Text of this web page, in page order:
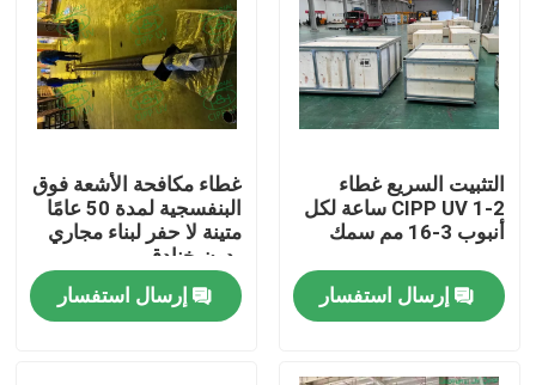
بيت
منتجات
معلومات عنا
التثبيت السريع غطاء
CIPP UV 1-2 ساعة لكل
أنبوب 3-16 مم سمك
إرسال استفسار
غطاء مكافحة الأشعة فوق
البنفسجية لمدة 50 عامًا
متينة لا حفر لبناء مجاري
بدون خنادق
إرسال استفسار